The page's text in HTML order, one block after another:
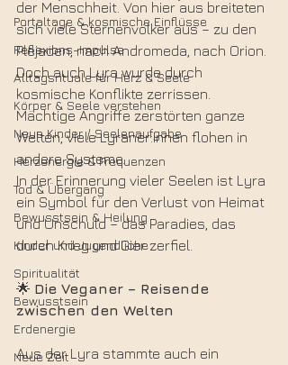
Portaltage & kosmische Einflüsse
Reflexions-Impulse
Alltagsrituale für Herz & Seele
Körper & Seele verstehen
Neue Kinder / Seelenaufgabe
Herzenergie & Frequenzen
Tod & Übergang
Bewusstsein & Heilung
Kinder und Jugendliche
Spiritualität
Bewusstsein
Erdenergie
Neue Zeit
der Menschheit. Von hier aus breiteten
sich viele Sternenvölker aus – zu den
Plejaden, nach Andromeda, nach Orion.
Doch auch Lyra wurde durch
kosmische Konflikte zerrissen.
Mächtige Angriffe zerstörten ganze
Welten; viele Lyraner:innen flohen in
andere Systeme.
In der Erinnerung vieler Seelen ist Lyra
ein Symbol für den Verlust von Heimat
und Unschuld – das Paradies, das
durch Krieg und Gier zerfiel.
🌟 Die Veganer – Reisende
zwischen den Welten
Aus der Lyra stammte auch ein